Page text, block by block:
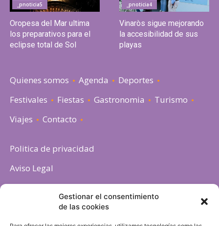
Gestionar el consentimiento
de las cookies
_pnoticia5
Oropesa del Mar ultima
los preparativos para el
eclipse total de Sol
_pnoticia4
Vinaròs sigue mejorando
la accesibilidad de sus
playas
Quienes somos Agenda
Deportes
Festivales
Fiestas Gastronomia
Turismo
Viajes
Contacto
Politica de privacidad
Aviso Legal
Política de cookies